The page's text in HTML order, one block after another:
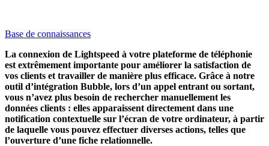
Base de connaissances
La connexion de Lightspeed à votre plateforme de téléphonie
est extrêmement importante pour améliorer la satisfaction de
vos clients et travailler de manière plus efficace. Grâce à notre
outil d’intégration Bubble, lors d’un appel entrant ou sortant,
vous n’avez plus besoin de rechercher manuellement les
données clients : elles apparaissent directement dans une
notification contextuelle sur l’écran de votre ordinateur, à partir
de laquelle vous pouvez effectuer diverses actions, telles que
l’ouverture d’une fiche relationnelle.